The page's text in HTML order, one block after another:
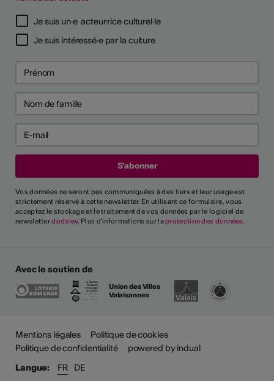
Je suis un·e acteur·rice culturel·le
Je suis intéressé·e par la culture
Vos données ne seront pas communiquées à des tiers et leur usage est
strictement réservé à cette newsletter. En utilisant ce formulaire, vous
acceptez le stockage et le traitement de vos données par le logiciel de
newsletterdodeley. Plus d'informations sur la protection des données.
Avec le soutien de
Union des Villes
Valaisannes
Mentions légales
Politique de cookies
Politique de confidentialité
powered by indual
Langue:
FR DE